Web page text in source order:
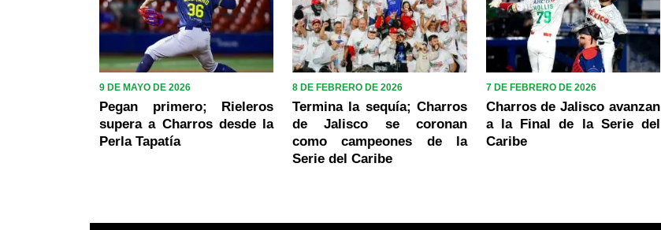
9 DE MAYO DE 2026
Pegan primero; Rieleros
supera a Charros desde la
Perla Tapatía
8 DE FEBRERO DE 2026
Termina la sequía; Charros
de Jalisco se coronan
como campeones de la
Serie del Caribe
7 DE FEBRERO DE 2026
Charros de Jalisco avanzan
a la Final de la Serie del
Caribe